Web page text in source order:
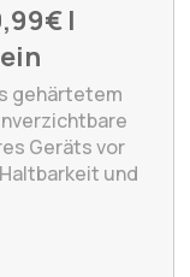
|
gehärtetem
Geräts vor
und